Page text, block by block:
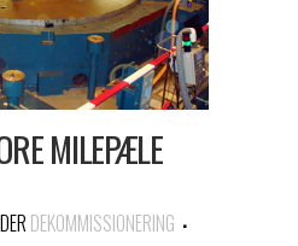
MILEPÆLE
DEKOMMISSIONERING